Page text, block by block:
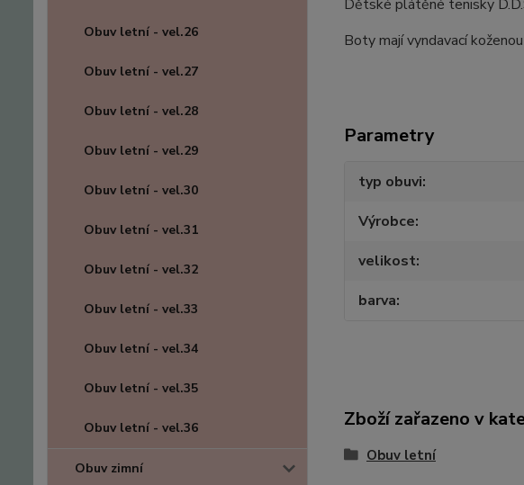
Obuv letní - vel.26
Obuv letní - vel.27
Obuv letní - vel.28
Obuv letní - vel.29
Obuv letní - vel.30
Obuv letní - vel.31
Obuv letní - vel.32
Obuv letní - vel.33
Obuv letní - vel.34
Obuv letní - vel.35
Obuv letní - vel.36
Obuv zimní
Dětské plátěné tenisky
Boty mají vyndavací
Parametry
typ obuvi
Výrobce
velikost
barva
Zboží zařazeno v
Obuv letní